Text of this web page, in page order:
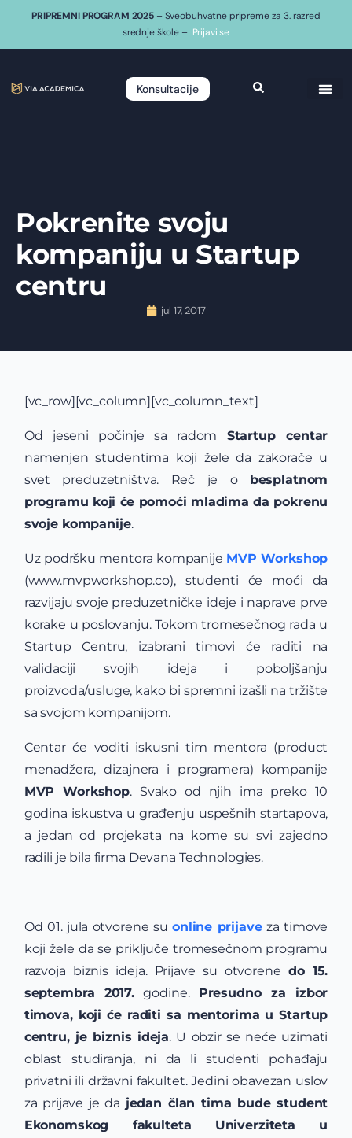
PRIPREMNI PROGRAM 2025 – Sveobuhvatne pripreme za 3. razred
srednje škole – Prijavi se
Konsultacije
Pokrenite svoju
kompaniju u Startup
centru
jul 17, 2017
[vc_row][vc_column][vc_column_text]
Od jeseni počinje sa radom Startup centar
namenjen studentima koji žele da zakorače u
svet preduzetništva. Reč je o besplatnom
programu koji će pomoći mladima da pokrenu
svoje kompanije.
Uz podršku mentora kompanije MVP Workshop
(www.mvpworkshop.co), studenti će moći da
razvijaju svoje preduzetničke ideje i naprave prve
korake u poslovanju. Tokom tromesečnog rada u
Startup Centru, izabrani timovi će raditi na
validaciji svojih ideja i poboljšanju
proizvoda/usluge, kako bi spremni izašli na tržište
sa svojom kompanijom.
Centar će voditi iskusni tim mentora (product
menadžera, dizajnera i programera) kompanije
MVP Workshop. Svako od njih ima preko 10
godina iskustva u građenju uspešnih startapova,
a jedan od projekata na kome su svi zajedno
radili je bila firma Devana Technologies.
Od 01. jula otvorene suonline prijaveza timove
koji žele da se priključe tromesečnom programu
razvoja biznis ideja. Prijave su otvorene do 15.
septembra 2017. godine. Presudno za izbor
timova, koji će raditi sa mentorima u Startup
centru, je biznis ideja. U obzir se neće uzimati
oblast studiranja, ni da li studenti pohađaju
privatni ili državni fakultet. Jedini obavezan uslov
za prijave je da jedan član tima bude student
Ekonomskog fakulteta Univerziteta u